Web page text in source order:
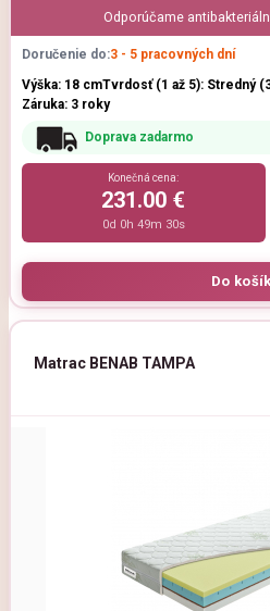
Odporúčame
Doručenie do:3 - 5 pracovných dní
Výška: 18 cmTvrdosť (1 až 5): Stredný
Záruka: 3 roky
Doprava zadarmo
Konečná cena:
231.00 €
0d 0h 49m 29s
Matrac BENAB TAMPA